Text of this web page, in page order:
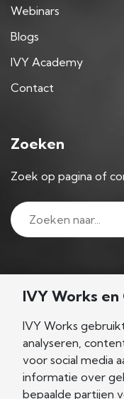
Webinars
Blogs
IVY Academy
Contact
Zoeken
Zoek op pagina of
Nieuwsgierig?
IVY Works en
IVY Works
analyseren,
voor social media
informatie over
bepaalde partijen